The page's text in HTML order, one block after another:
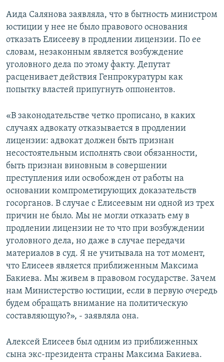
Аида Салянова заявляла, что в бытность министром
юстиции у нее не было правового основания
отказать Елисееву в продлении лицензии. По ее
словам, незаконным является возбуждение
уголовного дела по этому факту. Депутат
расценивает действия Генпрокуратуры как
попытку властей припугнуть оппонентов.
«В законодательстве четко прописано, в каких
случаях адвокату отказывается в продлении
лицензии: адвокат должен быть признан
несостоятельным исполнять свои обязанности,
быть признан виновным в совершении
преступления или освобожден от работы на
основании компрометирующих доказательств
госорганов. В случае с Елисеевым ни одной из трех
причин не было. Мы не могли отказать ему в
продлении лицензии не то что при возбуждении
уголовного дела, но даже в случае передачи
материалов в суд. Я не учитывала на тот момент,
что Елисеев является приближенным Максима
Бакиева. Мы живем в правовом государстве. Зачем
нам Министерство юстиции, если в первую очередь
будем обращать внимание на политическую
составляющую?», - заявляла она.
Алексей Елисеев был одним из приближенных
сына экс-президента страны Максима Бакиева.